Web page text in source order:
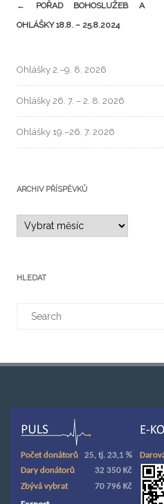
←
POŘAD BOHOSLUŽEB A
OHLÁŠKY 18.8. – 25.8.2024
Ohlášky 2.–9. 8. 2026
Ohlášky 26. 7. – 2. 8. 2026
Ohlášky 19.–26. 7. 2026
ARCHIV PŘÍSPĚVKŮ
HLEDAT